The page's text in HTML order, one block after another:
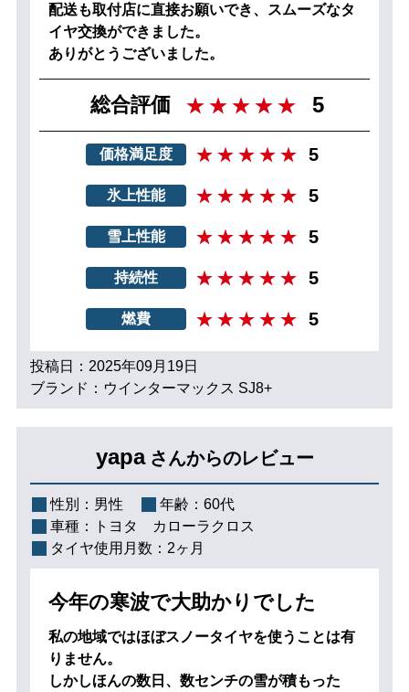
配送も取付店に直接お願いでき、スムーズなタ
イヤ交換ができました。
ありがとうございました。
総合評価 5
価格満足度 5
氷上性能 5
雪上性能 5
持続性 5
燃費 5
投稿日：2025年09月19日
ブランド：ウインターマックス SJ8+
yapa さんからのレビュー
性別： 男性 年齢： 60代
車種：
トヨタ カローラクロス
タイヤ使用月数： 2ヶ月
今年の寒波で大助かりでした
私の地域ではほぼスノータイヤを使うことは有
りません。
しかしほんの数日、数センチの雪が積もった